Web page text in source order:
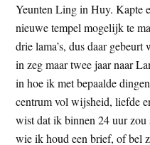
Yeunten Ling in Huy. Kapte
nieuwe tempel mogelijk te
drie lama’s, dus daar
in zeg maar twee jaar naar
in hoe ik met bepaalde
centrum vol wijsheid, liefde
wist dat ik binnen 24 uur zou
wie ik houd een brief, of bel